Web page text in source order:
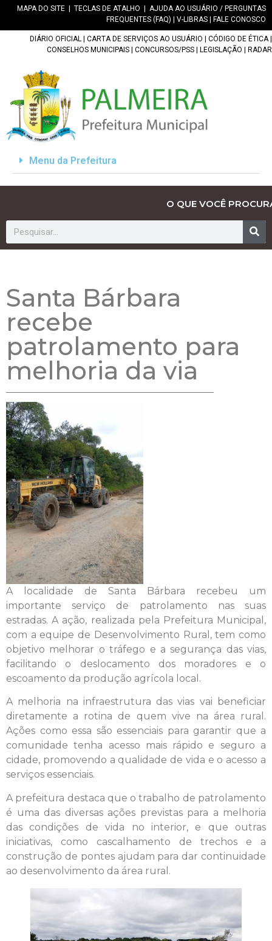
MAPA DO SITE TECLAS DE ATALHO
AJUDA AO USUÁRIO / PERGUNTAS
FREQUENTES (FAQ)
V-LIBRAS FALE CONOSCO
DIÁRIO OFICIAL CARTA DE SERVIÇOS AO USUÁRIO CÓDIGO DE ÉTICA|
CONSELHOS MUNICIPAIS
CONCURSOS/PSS LEGISLAÇÃO RADAR
Menu da Prefeitura
O QUE VOCÊ
Santa Bárbara
recebe
patrolamento para
melhoria da via
A localidade de Santa Bárbara recebeu um
importante serviço de patrolamento nas suas
estradas. A ação, realizada pela Prefeitura Municipal,
com a equipe de Desenvolvimento Rural, tem como
objetivo melhorar o tráfego e a segurança das vias,
facilitando o deslocamento dos moradores e o
escoamento da produção agrícola local.
A melhoria na infraestrutura das vias vai beneficiar
diretamente a rotina de quem vive na área rural.
Ações como essa são essenciais para garantir que a
comunidade tenha acesso mais rápido e seguro a
cidade, promovendo a qualidade de vida e o acesso a
serviços essenciais.
A prefeitura destaca que o trabalho de patrolamento
é uma das diversas ações previstas para a melhoria
das condições de vida no interior, e que outras
iniciativas, como cascalhamento de trechos e a
construção de pontes ajudam para dar continuidade
ao desenvolvimento da área rural.